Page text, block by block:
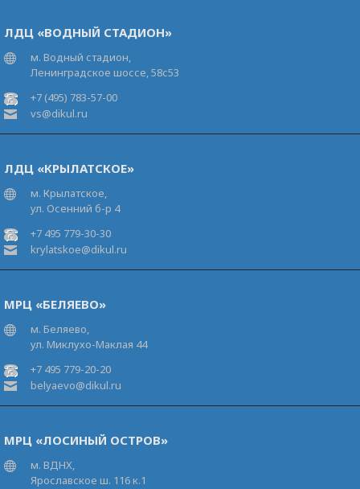
ЛДЦ «ВОДНЫЙ СТАДИОН»
м. Водный стадион,
Ленинградское шоссе, 58с53
+7 (495) 783-57-00
vs@dikul.ru
ЛДЦ «КРЫЛАТСКОЕ»
м. Крылатское,
ул. Осенний б-р 4
+7 495 779-30-30
krylatskoe@dikul.ru
МРЦ «БЕЛЯЕВО»
м. Беляево,
ул. Миклухо-Маклая 44
+7 495 779-20-20
belyaevo@dikul.ru
МРЦ «ЛОСИНЫЙ ОСТРОВ»
м. ВДНХ,
Ярославское ш. 116 к.1